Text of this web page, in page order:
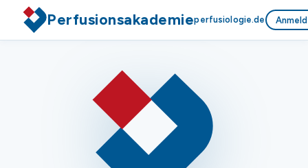
Perfusionsakademieperfusiologie.de